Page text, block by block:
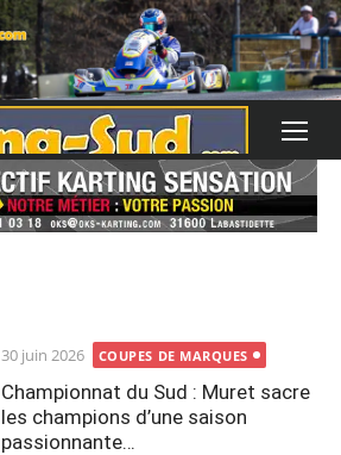
Posted
on
30 juin 2026 COUPES DE MARQUES
Championnat du Sud : Muret sacre
les champions d’une saison
passionnante…